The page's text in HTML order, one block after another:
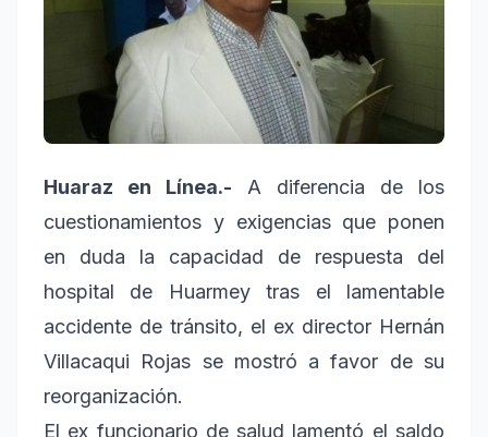
Huaraz en Línea.- A diferencia de los
cuestionamientos y exigencias que ponen
en duda la capacidad de respuesta del
hospital de Huarmey tras el lamentable
accidente de tránsito, el ex director Hernán
Villacaqui Rojas se mostró a favor de su
reorganización.
El ex funcionario de salud lamentó el saldo